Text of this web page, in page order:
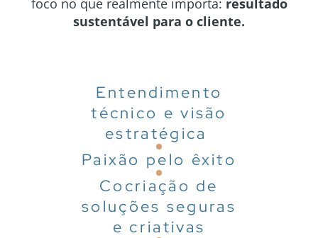
foco no que realmente importa: resultado
sustentável para o cliente.
Entendimento
técnico e visão
estratégica
Paixão pelo êxito
Cocriação de
soluções seguras
e criativas